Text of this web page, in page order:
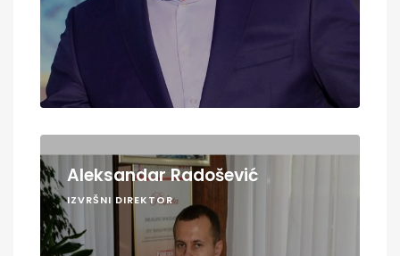
Aleksandar Radošević
IZVRŠNI DIREKTOR